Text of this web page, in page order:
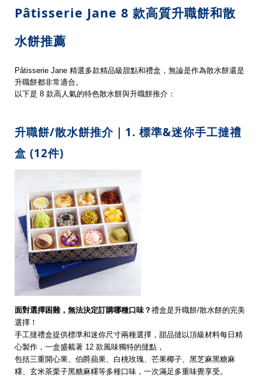
Pâtisserie Jane 8 款高質升職餅和散
水餅推薦
Pâtisserie Jane 精選多款精品級甜點和禮盒，無論是作為散水餅還是
升職餅都非常適合。
以下是 8 款高人氣的特色散水餅與升職餅推介：
升職餅/散水餅推介｜1. 標準&迷你手工撻禮
盒 (12件)
面對選擇困難，無法決定訂購哪種口味？ 禮盒是升職餅/散水餅的完美
選擇！
手工撻禮盒提供標準和迷你尺寸兩種選擇，甜品撻以頂級材料每日精
心製作，一盒盛載著 12 款風味獨特的撻點，
包括三重開心果、伯爵蘋果、白桃玫瑰、芒果椰子、黑芝麻黑糖麻
糬、玄米茶栗子黑糖麻糬等多種口味，一次滿足多重味覺享受。